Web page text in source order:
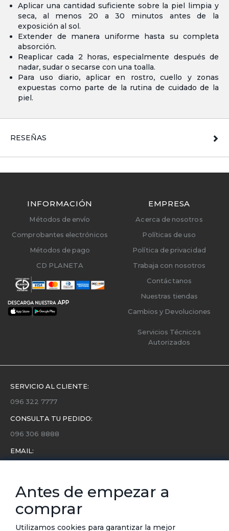
Aplicar una cantidad suficiente sobre la piel limpia y
seca, al menos 20 a 30 minutos antes de la
exposición al sol.
Extender de manera uniforme hasta su completa
absorción.
Reaplicar cada 2 horas, especialmente después de
nadar, sudar o secarse con una toalla.
Para uso diario, aplicar en rostro, cuello y zonas
expuestas como parte de la rutina de cuidado de la
piel.
RESEÑAS
INFORMACIÓN
Métodos de envío
Comprobantes electrónicos
Métodos de pago
CD PLANETA
EMPRESA
Acerca de nosotros
Políticas de uso
Política de privacidad
Trabaja con nosotros
Contáctanos
Nuestras tiendas
Cambios y Devoluciones
Servicios Técnicos
Autorizados
SERVICIO AL CLIENTE:
096 322 7777
CONSULTA TU PEDIDO:
096 306 8888
EMAIL:
Conoce toda la información sobre últimas colecciones,
eventos y ofertas.
Subscríbete a nuestro newsletter
Antes de empezar a
comprar
Utilizamos cookies para garantizar la mejor